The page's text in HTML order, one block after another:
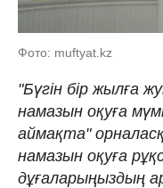
Фото: muftyat.kz
"Бүгін бір жылға
намазын оқуға
аймақта"
намазын оқуға
дұғаларыңыздың